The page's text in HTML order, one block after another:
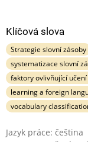
Klíčová slova
Strategie slovní zásoby
systematizace slovní
faktory ovlivňující
learning a foreign
vocabulary
Jazyk práce: čeština